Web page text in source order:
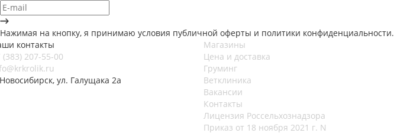
Нажимая на кнопку, я принимаю условия публичной оферты и политики конфиденциальности.
контакты
(383) 207-55-00
ул. Галущака 2а
Магазины
Цена и доставка
Груминг
Ветклиника
Вакансии
Контакты
Лицензия Россельхознадзора
Приказ от 18 ноября 2021 г. N